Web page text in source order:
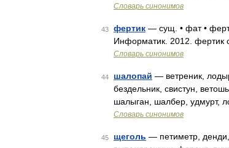
Словарь синонимов
43 фертик — сущ. • фат • ферт
Информатик. 2012. фертик
Словарь синонимов
44 шалопай — ветреник,
бездельник, свистун,
шалыган, шалбер, удмурт,
Словарь синонимов
45 щеголь — петиметр,